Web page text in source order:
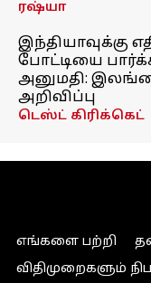
ரஷ்யா
இந்தியாவுக்கு
போட்டியை
அனுமதி:
அறிவிப்பு
டெஸ்ட் கிரிக்கெட்
எங்களை பற்றி
விதிமுறைகளும்